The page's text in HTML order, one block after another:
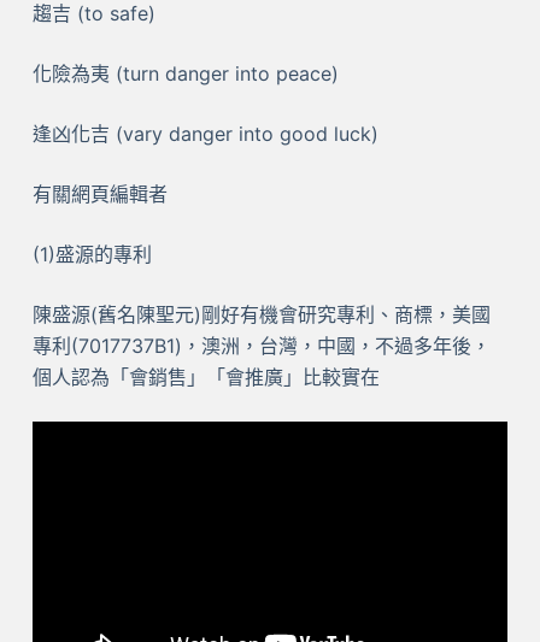
趨吉 (to safe)
化險為夷 (turn danger into peace)
逢凶化吉 (vary danger into good luck)
有關網頁編輯者
(1)盛源的專利
陳盛源(舊名陳聖元)剛好有機會研究專利、商標，美國
專利(7017737B1)，澳洲，台灣，中國，不過多年後，
個人認為「會銷售」「會推廣」比較實在